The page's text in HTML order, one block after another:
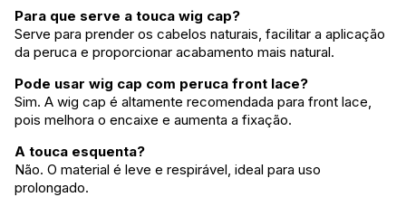
Para que serve a touca wig cap?
Serve para prender os cabelos naturais, facilitar a aplicação
da peruca e proporcionar acabamento mais natural.
Pode usar wig cap com peruca front lace?
Sim. A wig cap é altamente recomendada para front lace,
pois melhora o encaixe e aumenta a fixação.
A touca esquenta?
Não. O material é leve e respirável, ideal para uso
prolongado.